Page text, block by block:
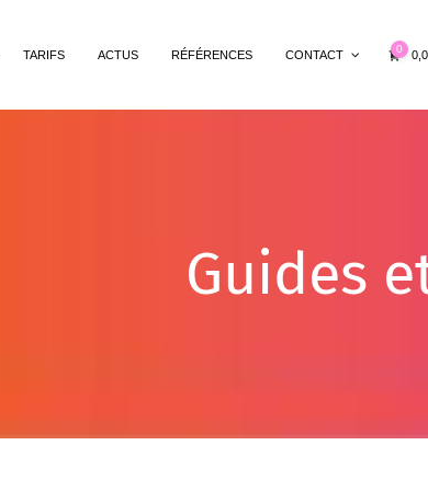
TARIFS ACTUS RÉFÉRENCES CONTACT 0
Guides